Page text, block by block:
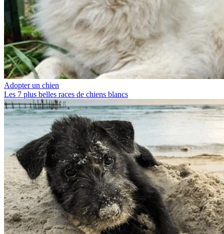
Adopter un chien
Les 7 plus belles races de chiens blancs